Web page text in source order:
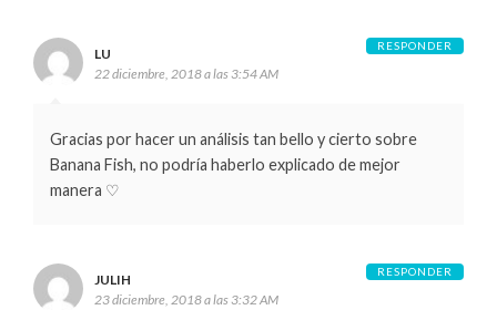
LU
22 diciembre, 2018 a las 3:54 AM
Gracias por hacer un análisis tan bello y cierto sobre
Banana Fish, no podría haberlo explicado de mejor
manera ♡
RESPONDER
JULIH
23 diciembre, 2018 a las 3:32 AM
RESPONDER